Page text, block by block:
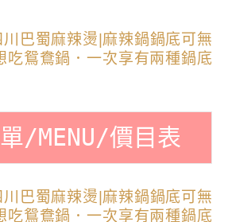
/MENU/價目表